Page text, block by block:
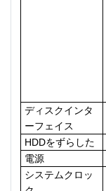
ディスクインタ
ーフェイス
HDDをずらした
電源
システムクロッ